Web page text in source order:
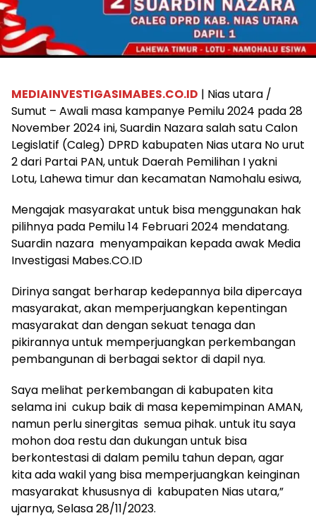
MEDIAINVESTIGASIMABES.CO.ID | Nias utara /
Sumut – Awali masa kampanye Pemilu 2024 pada 28
November 2024 ini, Suardin Nazara salah satu Calon
Legislatif (Caleg) DPRD kabupaten Nias utara No urut
2 dari Partai PAN, untuk Daerah Pemilihan I yakni
Lotu, Lahewa timur dan kecamatan Namohalu esiwa,
Mengajak masyarakat untuk bisa menggunakan hak
pilihnya pada Pemilu 14 Februari 2024 mendatang.
Suardin nazara menyampaikan kepada awak Media
Investigasi Mabes.CO.ID
Dirinya sangat berharap kedepannya bila dipercaya
masyarakat, akan memperjuangkan kepentingan
masyarakat dan dengan sekuat tenaga dan
pikirannya untuk memperjuangkan perkembangan
pembangunan di berbagai sektor di dapil nya.
Saya melihat perkembangan di kabupaten kita
selama ini cukup baik di masa kepemimpinan AMAN,
namun perlu sinergitas semua pihak. untuk itu saya
mohon doa restu dan dukungan untuk bisa
berkontestasi di dalam pemilu tahun depan, agar
kita ada wakil yang bisa memperjuangkan keinginan
masyarakat khususnya di kabupaten Nias utara,”
ujarnya, Selasa 28/11/2023.